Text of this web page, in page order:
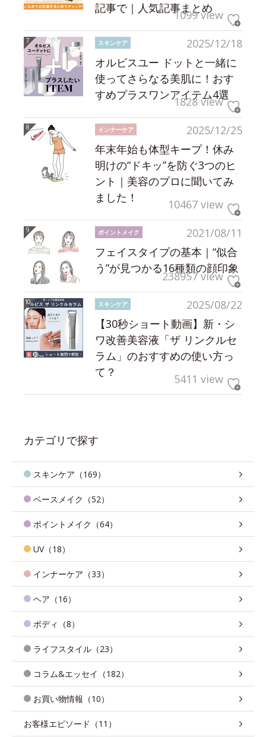
記事で｜人気記事まとめ
1099 view
2025/12/18
スキンケア
オルビスユー ドットと一緒に
使ってさらなる美肌に！おす
すめプラスワンアイテム4選
1828 view
2025/12/25
インナーケア
年末年始も体型キープ！休み
明けの“ドキッ”を防ぐ3つのヒ
ント｜美容のプロに聞いてみ
ました！
10467 view
2021/08/11
ポイントメイク
フェイスタイプの基本｜“似合
う”が見つかる16種類の顔印象
238957 view
2025/08/22
スキンケア
【30秒ショート動画】新・シ
ワ改善美容液「ザ リンクルセ
ラム」のおすすめの使い方っ
て？
5411 view
カテゴリで探す
スキンケア（169）
ベースメイク（52）
ポイントメイク（64）
UV（18）
インナーケア（33）
ヘア（16）
ボディ（8）
ライフスタイル（23）
コラム&エッセイ（182）
お買い物情報（10）
お客様エピソード（11）